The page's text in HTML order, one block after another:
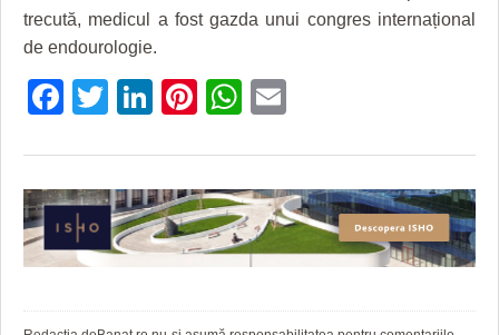
trecută, medicul a fost gazda unui congres internațional
de endourologie.
Facebook
Twitter
LinkedIn
Pinterest
WhatsApp